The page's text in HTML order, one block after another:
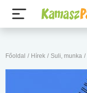
Főoldal / Hírek / Suli, munka /